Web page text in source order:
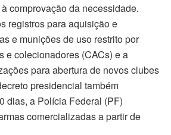
comprovação da necessidade.
registros para aquisição e
e munições de uso restrito por
e colecionadores (CACs) e a
para abertura de novos clubes
presidencial também
dias, a Polícia Federal (PF)
comercializadas a partir de